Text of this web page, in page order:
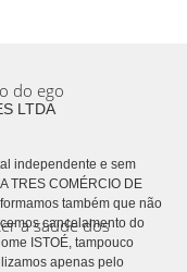
do ego
a saúde dos
LTDA
independente e sem
TRES COMÉRCIO DE
também que não
cancelamento do
ISTOÉ, tampouco
apenas pelo